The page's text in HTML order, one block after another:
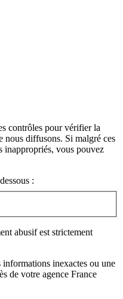
contrôles pour vérifier la
nous diffusons. Si malgré ces
inappropriés, vous pouvez
:
abusif est strictement
informations inexactes ou une
de votre agence France